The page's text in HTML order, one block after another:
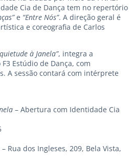
Cia de Dança tem no repertório
e “Entre Nós”. A direção geral é
e coreografia de Carlos
à Janela”, integra a
Estúdio de Dança, com
A sessão contará com intérprete
– Abertura com Identidade Cia
Rua dos Ingleses, 209, Bela Vista,